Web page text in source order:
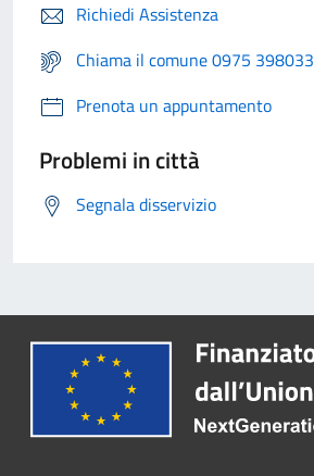
Richiedi Assistenza
Chiama il comune 0975 398033
Prenota un appuntamento
Problemi in città
Segnala disservizio